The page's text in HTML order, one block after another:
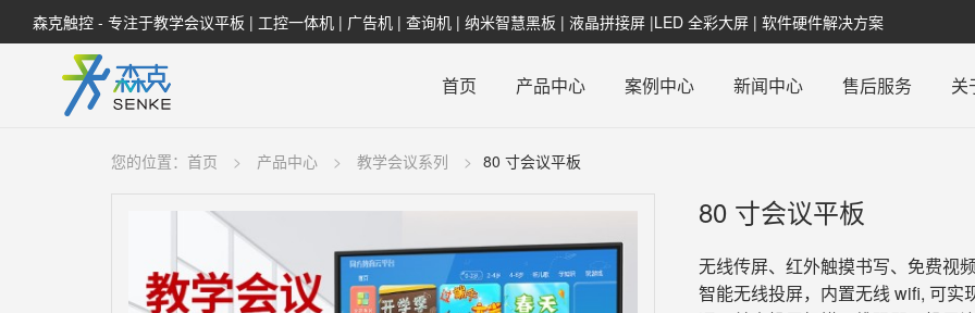
森克触控 - 专注于教学会议平板 | 工控一体机 | 广告机 | 查询机 | 纳米智慧黑板 | 液晶拼接屏 |LED 全彩大屏 | 软件硬件解决方案
首页 产品中心 案例中心 新闻中心 售后服务 关
您的位置： 首页 产品中心 教学会议系列 80 寸会议平板
80 寸会议平板
无线传屏、红外触摸书写、免费视
智能无线投屏，内置无线 wifi, 可实